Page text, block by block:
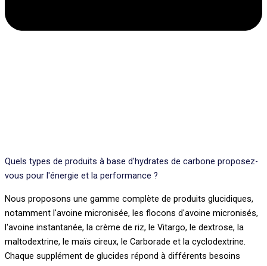
Quels types de produits à base d'hydrates de carbone proposez-
vous pour l'énergie et la performance ?
Nous proposons une gamme complète de produits glucidiques,
notamment l'avoine micronisée, les flocons d'avoine micronisés,
l'avoine instantanée, la crème de riz, le Vitargo, le dextrose, la
maltodextrine, le maïs cireux, le Carborade et la cyclodextrine.
Chaque supplément de glucides répond à différents besoins